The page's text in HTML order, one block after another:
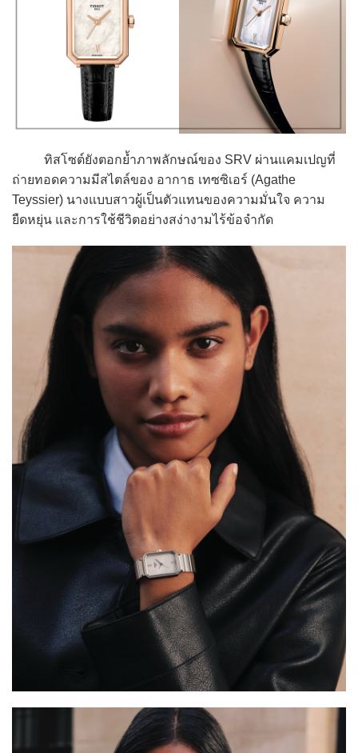
ทิสโซต์ยังตอกย้ำภาพลักษณ์ของ SRV ผ่านแคมเปญที่
ถ่ายทอดความมีสไตล์ของ อากาธ เทซซิเอร์ (Agathe
Teyssier) นางแบบสาวผู้เป็นตัวแทนของความมั่นใจ ความ
ยืดหยุ่น และการใช้ชีวิตอย่างสง่างามไร้ข้อจำกัด